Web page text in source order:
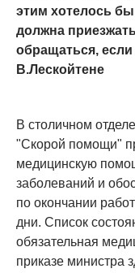
этим хотелось
должна
обращаться,
В.Лескойтене
В столичном
"Скорой помощи"
медицинскую
заболеваний и
по окончании
дни. Список
обязательная
приказе министра